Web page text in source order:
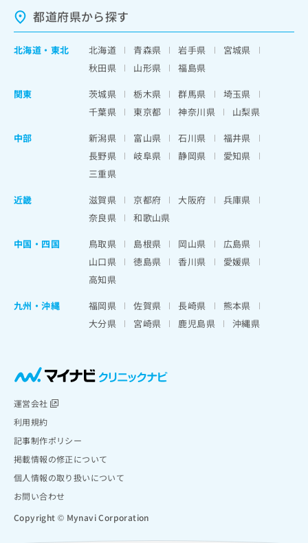
都道府県から探す
北海道 ・ 東北 北海道 青森県 岩手県
宮城県
秋田県
山形県
福島県
関東
茨城県 栃木県 群馬県
埼玉県
千葉県
東京都 神奈川県
山梨県
中部
新潟県 富山県 石川県
福井県
長野県
岐阜県 静岡県
愛知県
三重県
近畿
滋賀県 京都府 大阪府
兵庫県
奈良県
和歌山県
中国・四国
鳥取県 島根県 岡山県
広島県
山口県
徳島県 香川県
愛媛県
高知県
九州・沖縄
福岡県 佐賀県 長崎県
熊本県
大分県
宮崎県 鹿児島県 沖縄県
運営会社
利用規約
記事制作ポリシー
掲載情報の修正について
個人情報の取り扱いについて
お問い合わせ
Copyright © Mynavi Corporation